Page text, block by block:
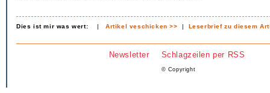
Dies ist mir was wert: |Artikel veschicken >> | Leserbrief zu diesem
Newsletter Schlagzeilen per RSS
© Copyright